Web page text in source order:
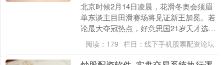
北京时候2月14日凌晨，花滑冬奥会须眉
单东谈主目田滑赛场将见证新王加冕。若
论最大夺冠热点，好意思国21岁天才选手
马里宁无疑是最凝视的存在。 已往两个赛
季，他以统....
阅读： 179 栏目： 线下手机股票配资论坛